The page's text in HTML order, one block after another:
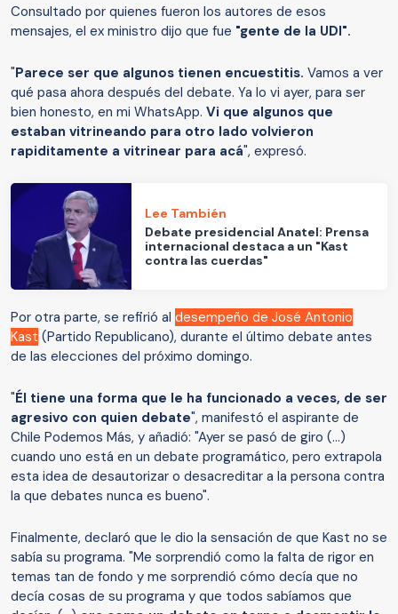
Consultado por quienes fueron los autores de esos
mensajes, el ex ministro dijo que fue "gente de la UDI".
"Parece ser que algunos tienen encuestitis. Vamos a ver
qué pasa ahora después del debate. Ya lo vi ayer, para ser
bien honesto, en mi WhatsApp. Vi que algunos que
estaban vitrineando para otro lado volvieron
rapiditamente a vitrinear para acá", expresó.
Lee También
Debate presidencial Anatel: Prensa
internacional destaca a un "Kast
contra las cuerdas"
Por otra parte, se refirió al desempeño de José Antonio
Kast (Partido Republicano), durante el último debate antes
de las elecciones del próximo domingo.
"Él tiene una forma que le ha funcionado a veces, de ser
agresivo con quien debate", manifestó el aspirante de
Chile Podemos Más, y añadió: "Ayer se pasó de giro (...)
cuando uno está en un debate programático, pero extrapola
esta idea de desautorizar o desacreditar a la persona contra
la que debates nunca es bueno".
Finalmente, declaró que le dio la sensación de que Kast no se
sabía su programa. "Me sorprendió como la falta de rigor en
temas tan de fondo y me sorprendió cómo decía que no
decía cosas de su programa y que todos sabíamos que